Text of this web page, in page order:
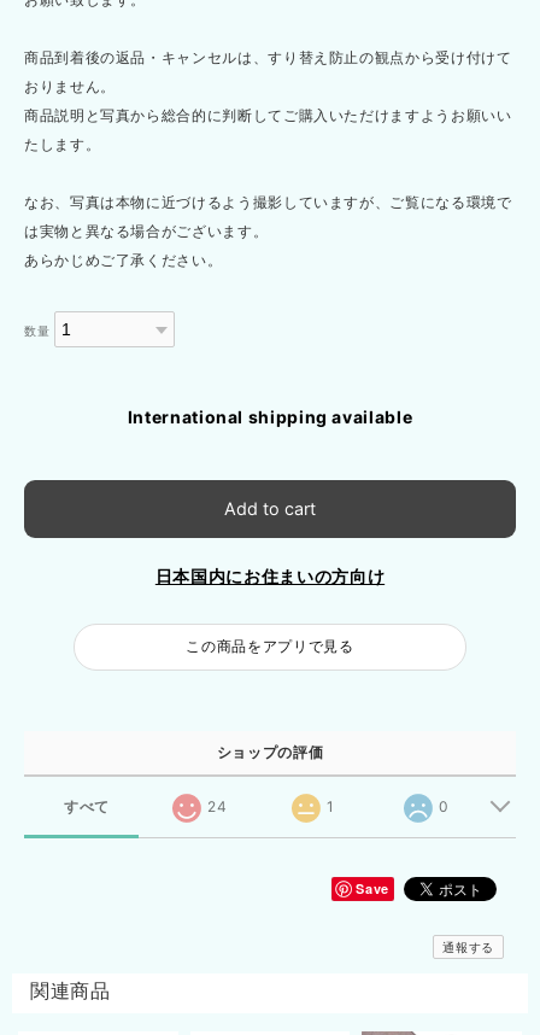
商品到着後の返品・キャンセルは、すり替え防止の観点から受け付けて
おりません。
商品説明と写真から総合的に判断してご購入いただけますようお願いい
たします。
なお、写真は本物に近づけるよう撮影していますが、ご覧になる環境で
は実物と異なる場合がございます。
あらかじめご了承ください。
数量
International shipping available
Add to cart
日本国内にお住まいの方向け
この商品をアプリで見る
ショップの評価
すべて 24 1 0
Save
通報する
関連商品